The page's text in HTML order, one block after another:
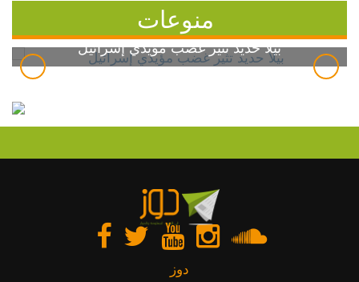
منوعات
بيلا حديد تثير غضب مؤيدي إسرائيل
دوز